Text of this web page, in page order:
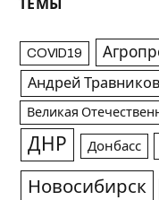
ТЕМЫ
COVID19
Андрей Травников
Великая
ДНР Донбасс
Новосибирск